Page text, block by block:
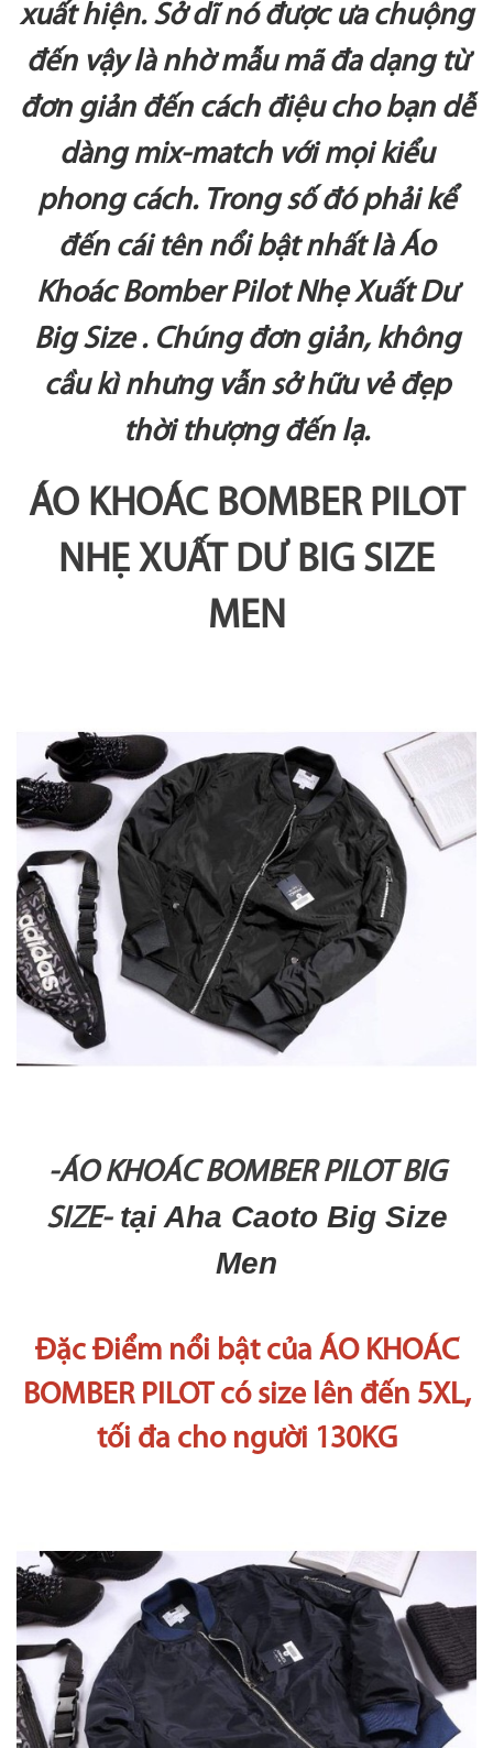
xuất hiện. Sở dĩ nó được ưa chuộng
đến vậy là nhờ mẫu mã đa dạng từ
đơn giản đến cách điệu cho bạn dễ
dàng mix-match với mọi kiểu
phong cách. Trong số đó phải kể
đến cái tên nổi bật nhất là Áo
Khoác Bomber Pilot Nhẹ Xuất Dư
Big Size . Chúng đơn giản, không
cầu kì nhưng vẫn sở hữu vẻ đẹp
thời thượng đến lạ.
ÁO KHOÁC BOMBER PILOT
NHẸ XUẤT DƯ BIG SIZE
MEN
-ÁO KHOÁC BOMBER PILOT BIG
SIZE-tại Aha Caoto Big Size
Men
Đặc Điểm nổi bật của ÁO KHOÁC
BOMBER PILOT có size lên đến 5XL,
tối đa cho người 130KG